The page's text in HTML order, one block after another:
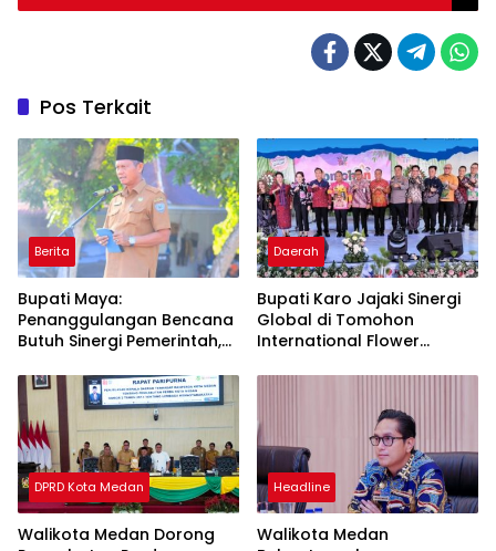
Pos Terkait
Berita
Bupati Maya:
Penanggulangan Bencana
Butuh Sinergi Pemerintah,
Usaha
Daerah
Bupati Karo Jajaki Sinergi
Global di Tomohon
International Flower
DPRD Kota Medan
Walikota Medan Dorong
Headline
Walikota Medan